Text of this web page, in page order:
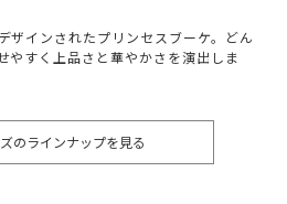
ザインされたプリンセスブーケ。どん
やすく上品さと華やかさを演出しま
のラインナップを見る